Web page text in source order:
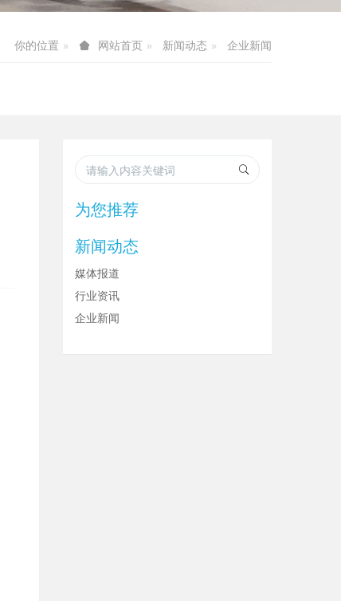
你的位置 网站首页 新闻动态 企业新闻
为您推荐
新闻动态
媒体报道
行业资讯
企业新闻